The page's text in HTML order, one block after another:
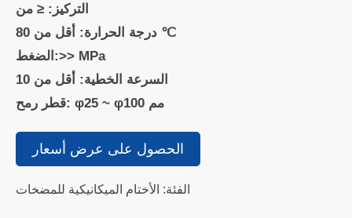
التركيز: ≤ من
درجة الحرارة: أقل من 80 ℃
الضغط:>> MPa
السرعة الخطية: أقل من 10
قطر رمح: φ25 ~ φ100 مم
الحصول على عرض أسعار
الفئة: الأختام الميكانيكية للمضخات